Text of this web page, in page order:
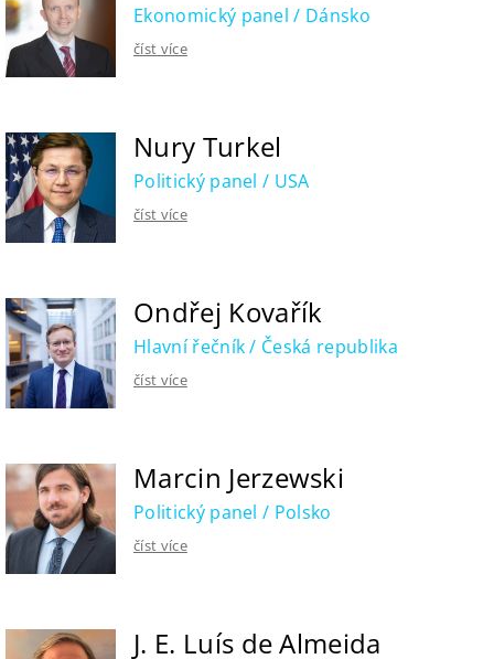
Ekonomický panel / Dánsko
číst více
Nury Turkel
Politický panel / USA
číst více
Ondřej Kovařík
Hlavní řečník / Česká republika
číst více
Marcin Jerzewski
Politický panel / Polsko
číst více
J. E. Luís de Almeida